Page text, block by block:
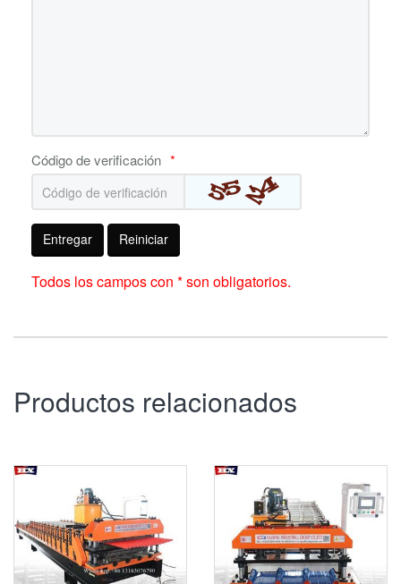
Código de verificación *
Entregar Reiniciar
Todos los campos con * son obligatorios.
Productos relacionados